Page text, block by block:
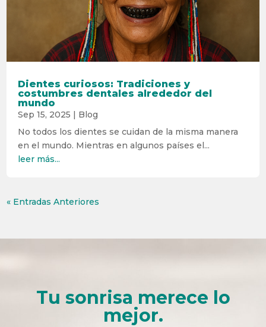
Dientes curiosos: Tradiciones y
costumbres dentales alrededor del
mundo
Sep 15, 2025 | Blog
No todos los dientes se cuidan de la misma manera
en el mundo. Mientras en algunos países el...
leer más...
« Entradas Anteriores
Tu sonrisa merece lo
mejor.